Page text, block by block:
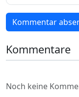
Kommentar
Kommentare
Noch keine